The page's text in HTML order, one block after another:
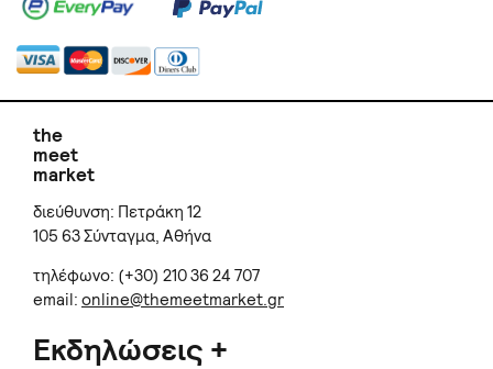
the
meet
market
διεύθυνση: Πετράκη 12
105 63 Σύνταγμα, Αθήνα
τηλέφωνο: (+30) 210 36 24 707
email: online@themeetmarket.gr
Εκδηλώσεις